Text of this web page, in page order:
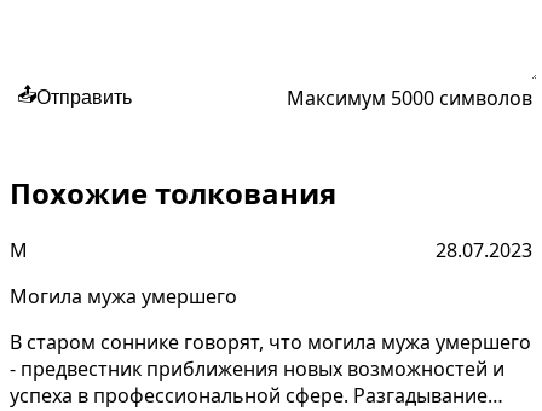
📤Отправить Максимум 5000 символов
Похожие толкования
М
28.07.2023
Могила мужа умершего
В старом соннике говорят, что могила мужа умершего
- предвестник приближения новых возможностей и
успеха в профессиональной сфере. Разгадывание